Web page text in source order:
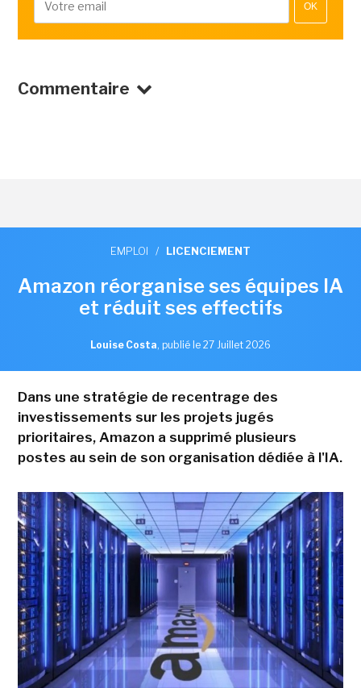
OK
Commentaire
EMPLOI / LICENCIEMENT
Amazon réorganise ses équipes IA
et réduit ses effectifs
Louise Costa, publié le 27 Juillet 2026
Dans une stratégie de recentrage des
investissements sur les projets jugés
prioritaires, Amazon a supprimé plusieurs
postes au sein de son organisation dédiée à l'IA.